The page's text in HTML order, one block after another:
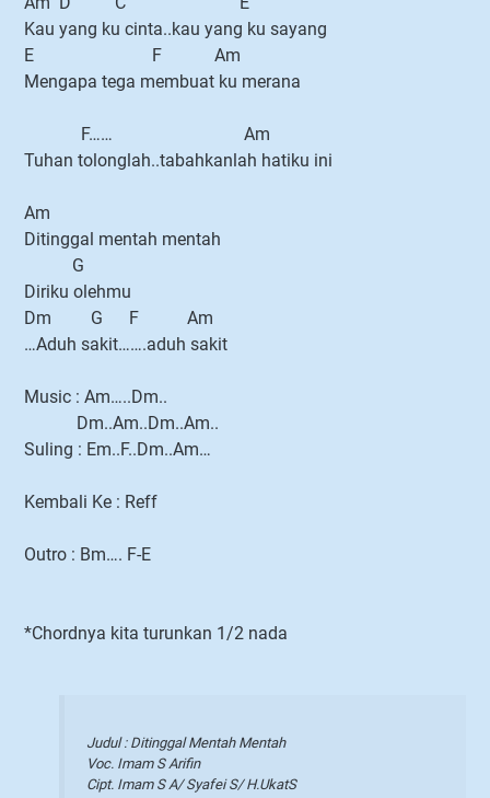
Kau yang ku cinta..kau yang ku sayang
E F Am
Mengapa tega membuat ku merana
F…… Am
Tuhan tolonglah..tabahkanlah hatiku ini
Am
Ditinggal mentah mentah
G
Diriku olehmu
Dm G F Am
…Aduh sakit…….aduh sakit
Music : Am…..Dm..
Dm..Am..Dm..Am..
Suling : Em..F..Dm..Am…
Kembali Ke : Reff
Outro : Bm…. F-E
*Chordnya kita turunkan 1/2 nada
Judul : Ditinggal Mentah Mentah
Voc. Imam S Arifin
Cipt. Imam S A/ Syafei S/ H.UkatS